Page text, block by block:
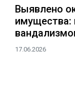
Выявлено
имущества:
17.06.2026